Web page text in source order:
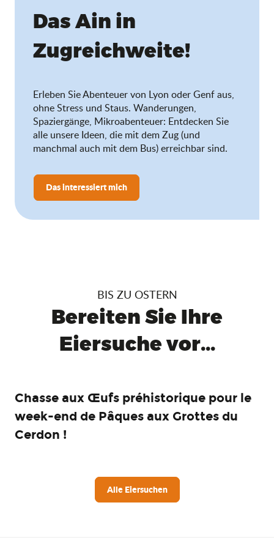
Das Ain in
Zugreichweite!
Erleben Sie Abenteuer von Lyon oder Genf aus,
ohne Stress und Staus. Wanderungen,
Spaziergänge, Mikroabenteuer: Entdecken Sie
alle unsere Ideen, die mit dem Zug (und
manchmal auch mit dem Bus) erreichbar sind.
Das interessiert mich
BIS ZU OSTERN
Bereiten Sie Ihre
Eiersuche vor...
Chasse aux Œufs préhistorique pour le
week-end de Pâques aux Grottes du
Cerdon !
Alle Eiersuchen